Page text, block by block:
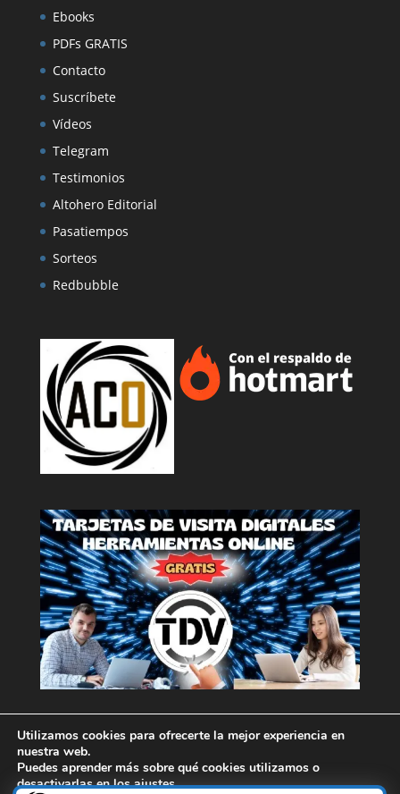
Ebooks
PDFs GRATIS
Contacto
Suscríbete
Vídeos
Telegram
Testimonios
Altohero Editorial
Pasatiempos
Sorteos
Redbubble
Utilizamos cookies para ofrecerte la mejor experiencia en
nuestra web.
Puedes aprender más sobre qué cookies utilizamos o
desactivarlas en losajustes.
1